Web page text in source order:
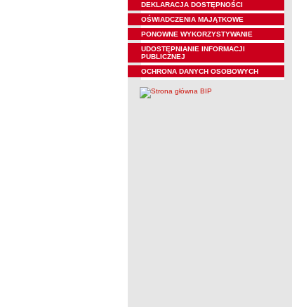
DEKLARACJA DOSTĘPNOŚCI
OŚWIADCZENIA MAJĄTKOWE
PONOWNE WYKORZYSTYWANIE
UDOSTĘPNIANIE INFORMACJI
PUBLICZNEJ
OCHRONA DANYCH OSOBOWYCH